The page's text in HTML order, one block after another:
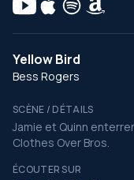
Yellow Bird
Bess Rogers
SCÈNE / DÉTAILS
Jamie et Quinn
Clothes Over Bros.
ÉCOUTER SUR